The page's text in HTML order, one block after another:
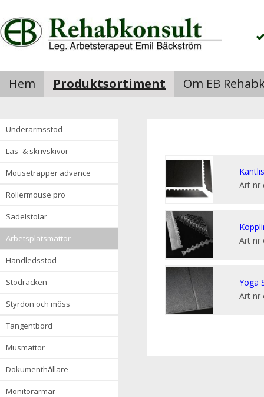
Hem Produktsortiment Om EB
underarmsstöd
läs- & skrivskivor
mousetrapper advance
rollermouse pro
sadelstolar
arbetsplatsmattor
handledsstöd
stödräcken
styrdon och möss
tangentbord
musmattor
dokumenthållare
monitorarmar
Art nr
Art nr
Yoga
Art nr